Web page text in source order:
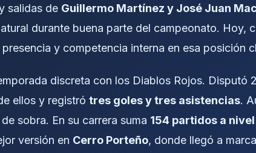
salidas de Guillermo Martínez y José Juan
durante buena parte del campeonato. Hoy,
y competencia interna en esa posición
discreta con los Diablos Rojos. Disputó
ellos y registró tres goles y tres asistencias.
sobra. En su carrera suma 154 partidos a
versión en Cerro Porteño, donde llegó a